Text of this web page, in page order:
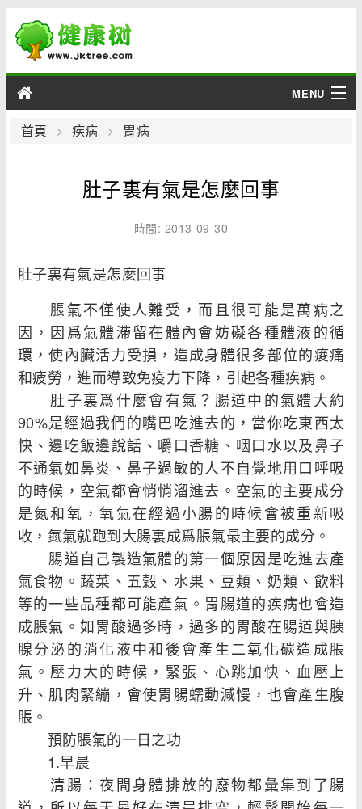
MENU
男性
疾病
首頁 疾病 胃病
肚子裏有氣是怎麼回事
時間: 2013-09-30
肚子裏有氣是怎麼回事
脹氣不僅使人難受，而且很可能是萬病之
因，因爲氣體滯留在體內會妨礙各種體液的循
環，使內臟活力受損，造成身體很多部位的痠痛
和疲勞，進而導致免疫力下降，引起各種疾病。
肚子裏爲什麼會有氣？腸道中的氣體大約
90%是經過我們的嘴巴吃進去的，當你吃東西太
快、邊吃飯邊說話、嚼口香糖、咽口水以及鼻子
不通氣如鼻炎、鼻子過敏的人不自覺地用口呼吸
的時候，空氣都會悄悄溜進去。空氣的主要成分
是氮和氧，氧氣在經過小腸的時候會被重新吸
收，氮氣就跑到大腸裏成爲脹氣最主要的成分。
腸道自己製造氣體的第一個原因是吃進去產
氣食物。蔬菜、五穀、水果、豆類、奶類、飲料
等的一些品種都可能產氣。胃腸道的疾病也會造
成脹氣。如胃酸過多時，過多的胃酸在腸道與胰
腺分泌的消化液中和後會產生二氧化碳造成脹
氣。壓力大的時候，緊張、心跳加快、血壓上
升、肌肉緊繃，會使胃腸蠕動減慢，也會產生腹
脹。
預防脹氣的一日之功
1.早晨
清腸：夜間身體排放的廢物都彙集到了腸